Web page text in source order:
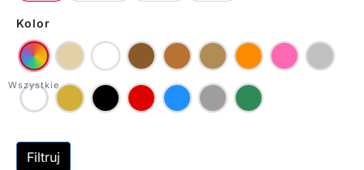
blasku i splendoru.
Złociste elementy
oświetleniowe potrafią
stać się centralnym
Kolor
Filtruj